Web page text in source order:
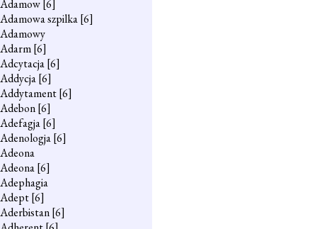
Adamow[6]
Adamowa szpilka[6]
Adamowy
Adarm[6]
Adcytacja[6]
Addycja[6]
Addytament[6]
Adebon[6]
Adefagja[6]
Adenologja[6]
Adeona
Adeona[6]
Adephagia
Adept[6]
Aderbistan[6]